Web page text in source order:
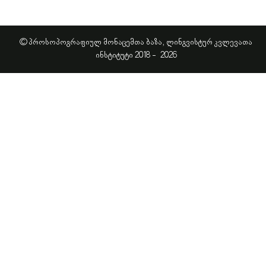
© პროსოპოგრაფიულ მონაცემთა ბაზა, ლინგვისტურ კვლევათა
ინსტიტუტი 2018 - 2026